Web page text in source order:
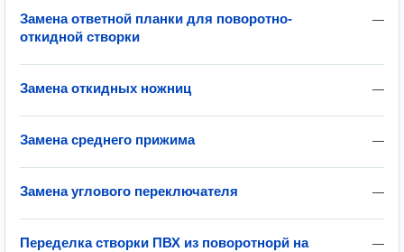
—
Замена ответной планки для поворотно-
откидной створки
—
Замена откидных ножниц
—
Замена среднего прижима
—
Замена углового переключателя
—
Переделка створки ПВХ из поворотнорй на